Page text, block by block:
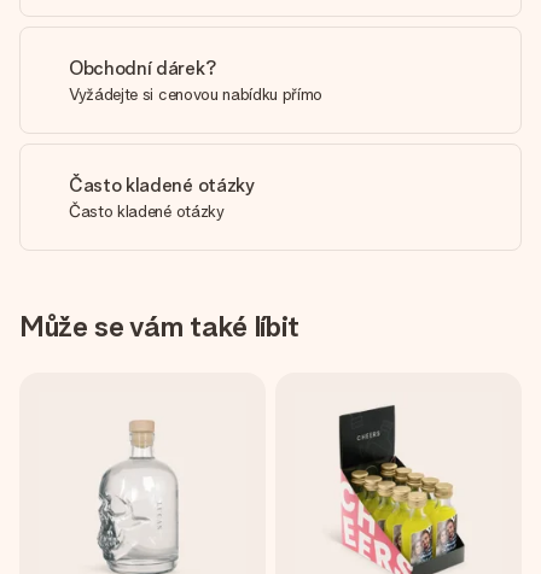
Obchodní dárek?
Vyžádejte si cenovou nabídku přímo
Často kladené otázky
Často kladené otázky
Může se vám také líbit